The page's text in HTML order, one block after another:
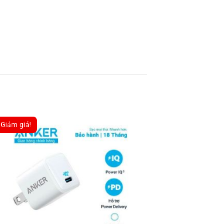
Giảm giá!